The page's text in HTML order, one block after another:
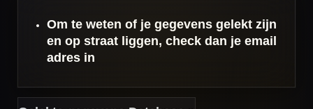
Om te weten of je gegevens gelekt zijn
en op straat liggen, check dan je email
adres in